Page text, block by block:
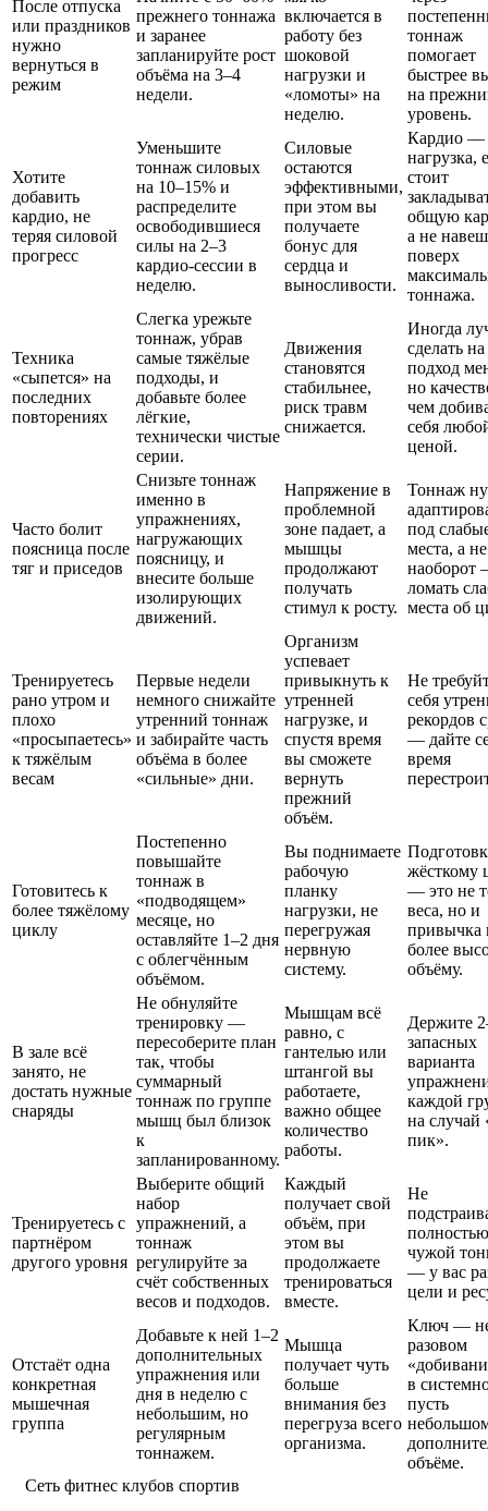
После отпуска
или праздников
нужно
вернуться в
режим
прежнего тоннажа
и заранее
запланируйте рост
объёма на 3–4
недели.
включается в
работу без
шоковой
нагрузки и
«ломоты» на
неделю.
тоннаж
помогает
быстрее
на
уровень.
Хотите
добавить
кардио, не
теряя силовой
прогресс
Уменьшите
тоннаж силовых
на 10–15% и
распределите
освободившиеся
силы на 2–3
кардио-сессии в
неделю.
Силовые
остаются
эффективными,
при этом вы
получаете
бонус для
сердца и
выносливости.
Кардио —
нагрузка,
стоит
общую
а не
поверх
тоннажа.
Техника
«сыпется» на
последних
повторениях
Слегка урежьте
тоннаж, убрав
самые тяжёлые
подходы, и
добавьте более
лёгкие,
технически чистые
серии.
Движения
становятся
стабильнее,
риск травм
снижается.
Иногда
сделать
подход
но
чем
себя
ценой.
Часто болит
поясница после
тяг и приседов
Снизьте тоннаж
именно в
упражнениях,
нагружающих
поясницу, и
внесите больше
изолирующих
движений.
Напряжение в
проблемной
зоне падает, а
мышцы
продолжают
получать
стимул к росту.
Тоннаж
под
места, а не
наоборот
ломать
места об
Тренируетесь
рано утром и
плохо
«просыпаетесь»
к тяжёлым
весам
Первые недели
немного снижайте
утренний тоннаж
и забирайте часть
объёма в более
«сильные» дни.
Организм
успевает
привыкнуть к
утренней
нагрузке, и
спустя время
вы сможете
вернуть
прежний
объём.
Не
себя
рекордов
— дайте
время
Готовитесь к
более тяжёлому
циклу
Постепенно
повышайте
тоннаж в
«подводящем»
месяце, но
оставляйте 1–2 дня
с облегчённым
объёмом.
Вы поднимаете
рабочую
планку
нагрузки, не
перегружая
нервную
систему.
жёсткому
— это не
веса, но и
привычка
более
объёму.
В зале всё
занято, не
достать нужные
снаряды
Не обнуляйте
тренировку —
пересоберите план
так, чтобы
суммарный
тоннаж по группе
мышц был близок
к
запланированному.
Мышцам всё
равно, с
гантелью или
штангой вы
работаете,
важно общее
количество
работы.
Держите
запасных
варианта
каждой
на случай
пик».
Тренируетесь с
партнёром
другого уровня
Выберите общий
набор
упражнений, а
тоннаж
регулируйте за
счёт собственных
весов и подходов.
Каждый
получает свой
объём, при
этом вы
продолжаете
тренироваться
вместе.
Не
чужой
— у вас
цели и
Отстаёт одна
конкретная
мышечная
группа
Добавьте к ней 1–2
дополнительных
упражнения или
дня в неделю с
небольшим, но
регулярным
тоннажем.
Мышца
получает чуть
больше
внимания без
перегруза всего
организма.
Ключ —
разовом
в
пусть
объёме.
Сеть фитнес клубов спортив